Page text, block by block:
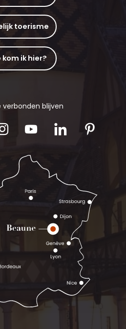
toerisme
kom ik hier?
verbonden blijven